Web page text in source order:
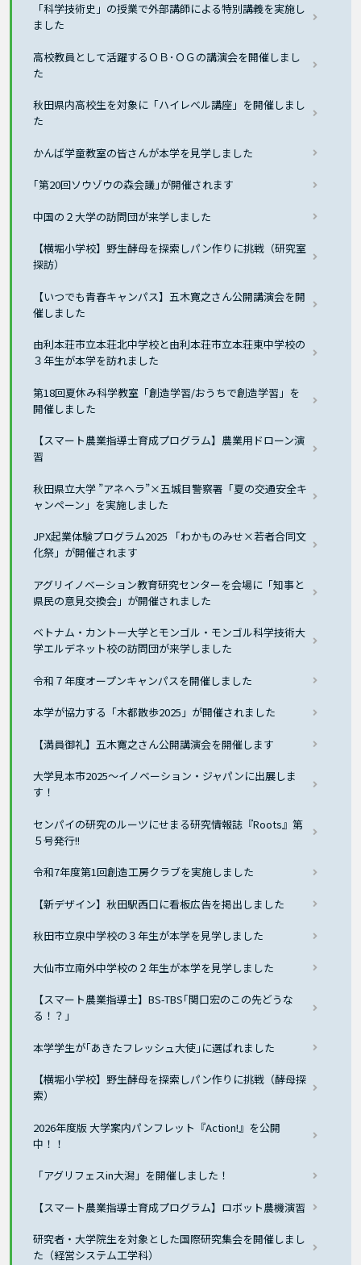
「科学技術史」の授業で外部講師による特別講義を実施し
ました
高校教員として活躍するＯＢ･ＯＧの講演会を開催しまし
た
秋田県内高校生を対象に「ハイレベル講座」を開催しまし
た
かんば学童教室の皆さんが本学を見学しました
｢第20回ソウゾウの森会議｣が開催されます
中国の２大学の訪問団が来学しました
【横堀小学校】野生酵母を探索しパン作りに挑戦（研究室
探訪）
【いつでも青春キャンパス】五木寛之さん公開講演会を開
催しました
由利本荘市立本荘北中学校と由利本荘市立本荘東中学校の
３年生が本学を訪れました
第18回夏休み科学教室「創造学習/おうちで創造学習」を
開催しました
【スマート農業指導士育成プログラム】農業用ドローン演
習
秋田県立大学 ”アネヘラ”×五城目警察署「夏の交通安全キ
ャンペーン」を実施しました
JPX起業体験プログラム2025 「わかものみせ×若者合同文
化祭」が開催されます
アグリイノベーション教育研究センターを会場に「知事と
県民の意見交換会」が開催されました
ベトナム・カントー大学とモンゴル・モンゴル科学技術大
学エルデネット校の訪問団が来学しました
令和７年度オープンキャンパスを開催しました
本学が協力する「木都散歩2025」が開催されました
【満員御礼】五木寛之さん公開講演会を開催します
大学見本市2025〜イノベーション・ジャパンに出展しま
す！
センパイの研究のルーツにせまる研究情報誌『Roots』第
５号発行!!
令和7年度第1回創造工房クラブを実施しました
【新デザイン】秋田駅西口に看板広告を掲出しました
秋田市立泉中学校の３年生が本学を見学しました
大仙市立南外中学校の２年生が本学を見学しました
【スマート農業指導士】BS-TBS｢関口宏のこの先どうな
る！？」
本学学生が｢あきたフレッシュ大使｣に選ばれました
【横堀小学校】野生酵母を探索しパン作りに挑戦（酵母探
索）
2026年度版 大学案内パンフレット『Action!』を公開
中！！
「アグリフェスin大潟」を開催しました！
【スマート農業指導士育成プログラム】ロボット農機演習
研究者・大学院生を対象とした国際研究集会を開催しまし
た（経営システム工学科）